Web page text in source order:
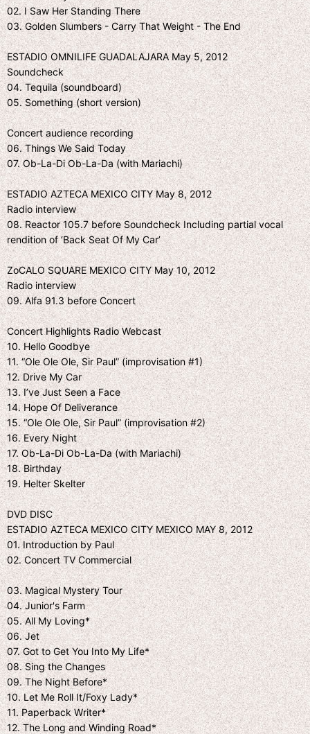
02. I Saw Her Standing There
03. Golden Slumbers - Carry That Weight - The End
ESTADIO OMNILIFE GUADALAJARA May 5, 2012
Soundcheck
04. Tequila (soundboard)
05. Something (short version)
Concert audience recording
06. Things We Said Today
07. Ob-La-Di Ob-La-Da (with Mariachi)
ESTADIO AZTECA MEXICO CITY May 8, 2012
Radio interview
08. Reactor 105.7 before Soundcheck Including partial vocal
rendition of ‘Back Seat Of My Car’
ZoCALO SQUARE MEXICO CITY May 10, 2012
Radio interview
09. Alfa 91.3 before Concert
Concert Highlights Radio Webcast
10. Hello Goodbye
11. “Ole Ole Ole, Sir Paul” (improvisation #1)
12. Drive My Car
13. I’ve Just Seen a Face
14. Hope Of Deliverance
15. “Ole Ole Ole, Sir Paul” (improvisation #2)
16. Every Night
17. Ob-La-Di Ob-La-Da (with Mariachi)
18. Birthday
19. Helter Skelter
DVD DISC
ESTADIO AZTECA MEXICO CITY MEXICO MAY 8, 2012
01. Introduction by Paul
02. Concert TV Commercial
03. Magical Mystery Tour
04. Junior's Farm
05. All My Loving*
06. Jet
07. Got to Get You Into My Life*
08. Sing the Changes
09. The Night Before*
10. Let Me Roll It/Foxy Lady*
11. Paperback Writer*
12. The Long and Winding Road*